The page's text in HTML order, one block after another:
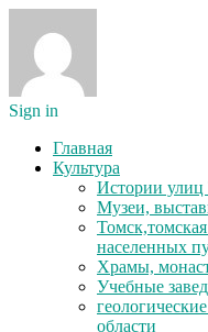
Sign in
Главная
Культура
Истории улиц
Музеи,
населенных
Храмы,
Учебные
области